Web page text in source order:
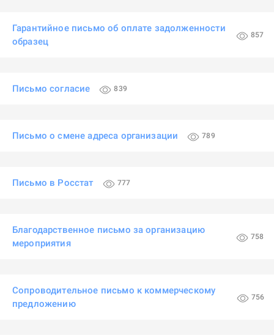
Гарантийное письмо об оплате задолженности
образец
857
Письмо согласие 839
Письмо о смене адреса организации 789
Письмо в Росстат 777
Благодарственное письмо за организацию
мероприятия
758
Сопроводительное письмо к коммерческому
предложению
756